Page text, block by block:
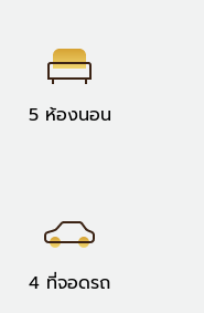
5 ห้องนอน
4 ที่จอดรถ